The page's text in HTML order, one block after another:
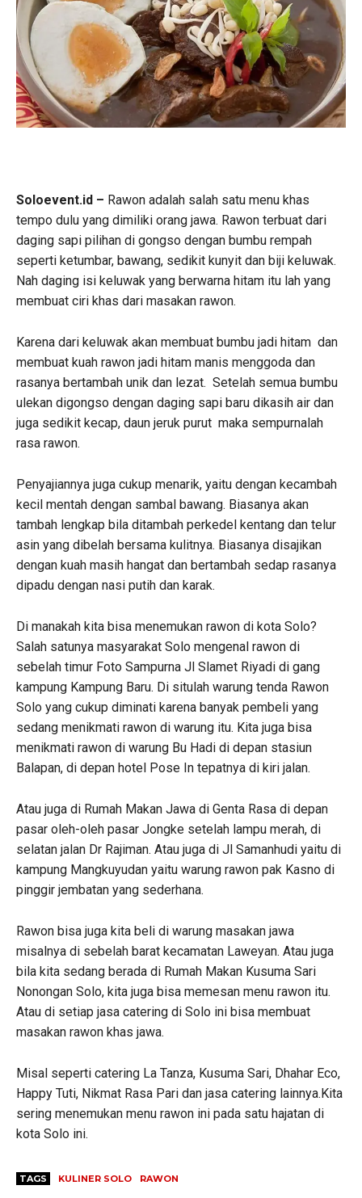
Soloevent.id – Rawon adalah salah satu menu khas
tempo dulu yang dimiliki orang jawa. Rawon terbuat dari
daging sapi pilihan di gongso dengan bumbu rempah
seperti ketumbar, bawang, sedikit kunyit dan biji keluwak.
Nah daging isi keluwak yang berwarna hitam itu lah yang
membuat ciri khas dari masakan rawon.
Karena dari keluwak akan membuat bumbu jadi hitam dan
membuat kuah rawon jadi hitam manis menggoda dan
rasanya bertambah unik dan lezat. Setelah semua bumbu
ulekan digongso dengan daging sapi baru dikasih air dan
juga sedikit kecap, daun jeruk purut maka sempurnalah
rasa rawon.
Penyajiannya juga cukup menarik, yaitu dengan kecambah
kecil mentah dengan sambal bawang. Biasanya akan
tambah lengkap bila ditambah perkedel kentang dan telur
asin yang dibelah bersama kulitnya. Biasanya disajikan
dengan kuah masih hangat dan bertambah sedap rasanya
dipadu dengan nasi putih dan karak.
Di manakah kita bisa menemukan rawon di kota Solo?
Salah satunya masyarakat Solo mengenal rawon di
sebelah timur Foto Sampurna Jl Slamet Riyadi di gang
kampung Kampung Baru. Di situlah warung tenda Rawon
Solo yang cukup diminati karena banyak pembeli yang
sedang menikmati rawon di warung itu. Kita juga bisa
menikmati rawon di warung Bu Hadi di depan stasiun
Balapan, di depan hotel Pose In tepatnya di kiri jalan.
Atau juga di Rumah Makan Jawa di Genta Rasa di depan
pasar oleh-oleh pasar Jongke setelah lampu merah, di
selatan jalan Dr Rajiman. Atau juga di Jl Samanhudi yaitu di
kampung Mangkuyudan yaitu warung rawon pak Kasno di
pinggir jembatan yang sederhana.
Rawon bisa juga kita beli di warung masakan jawa
misalnya di sebelah barat kecamatan Laweyan. Atau juga
bila kita sedang berada di Rumah Makan Kusuma Sari
Nonongan Solo, kita juga bisa memesan menu rawon itu.
Atau di setiap jasa catering di Solo ini bisa membuat
masakan rawon khas jawa.
Misal seperti catering La Tanza, Kusuma Sari, Dhahar Eco,
Happy Tuti, Nikmat Rasa Pari dan jasa catering lainnya.Kita
sering menemukan menu rawon ini pada satu hajatan di
kota Solo ini.
TAGS KULINER SOLO RAWON